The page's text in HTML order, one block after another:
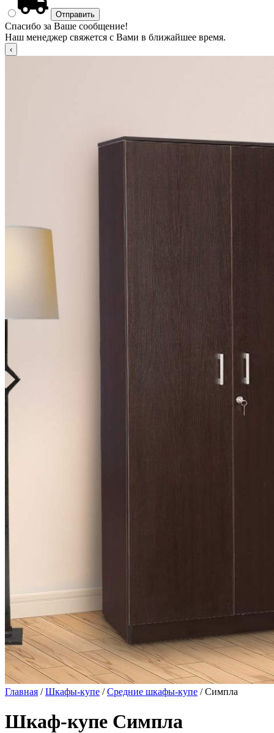
Спасибо за Ваше сообщение!
Наш менеджер свяжется с Вами в ближайшее время.
Главная /Шкафы-купе /Средние шкафы-купе / Симпла
Шкаф-купе Симпла